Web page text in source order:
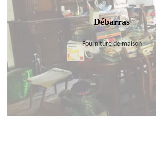
Débarras
Fourniture de maison